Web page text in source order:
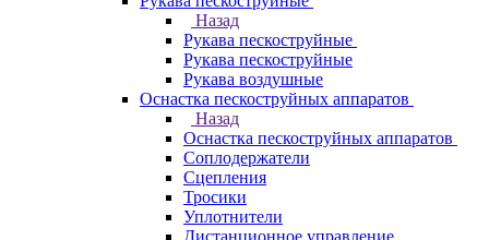
Назад
Рукава пескоструйные
Рукава пескоструйные
Рукава воздушные
Оснастка пескоструйных аппаратов
Назад
Оснастка пескоструйных аппаратов
Соплодержатели
Сцепления
Тросики
Уплотнители
Дистанционное управление